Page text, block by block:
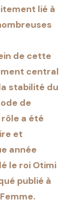
lié à
de cette
central
stabilité du
de
a été
et
année
le roi Otimi
publié à